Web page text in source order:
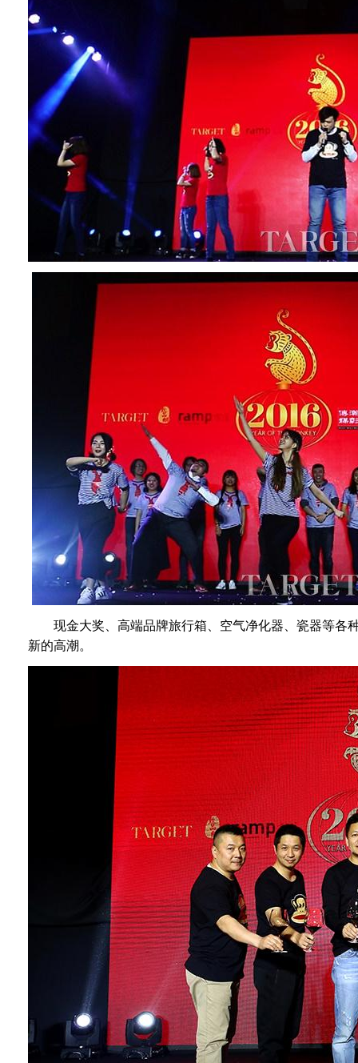
现金大奖、高端品牌旅行箱、空气净化器、瓷器等各
新的高潮。